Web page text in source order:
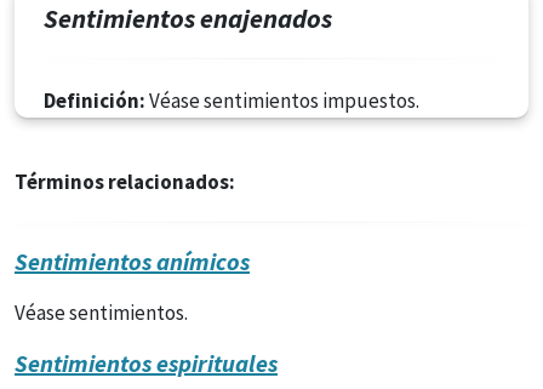
Sentimientos enajenados
Definición:Véase sentimientos impuestos.
Términos relacionados:
Sentimientos anímicos
Véase sentimientos.
Sentimientos espirituales